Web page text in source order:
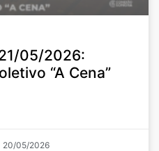
05/2026:
“A Cena”
20/05/2026